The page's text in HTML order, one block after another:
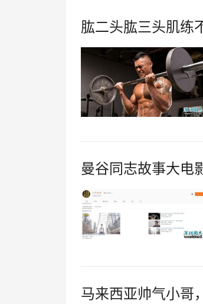
肱二头肱三头肌练
曼谷同志故事大电
马来西亚帅气小哥